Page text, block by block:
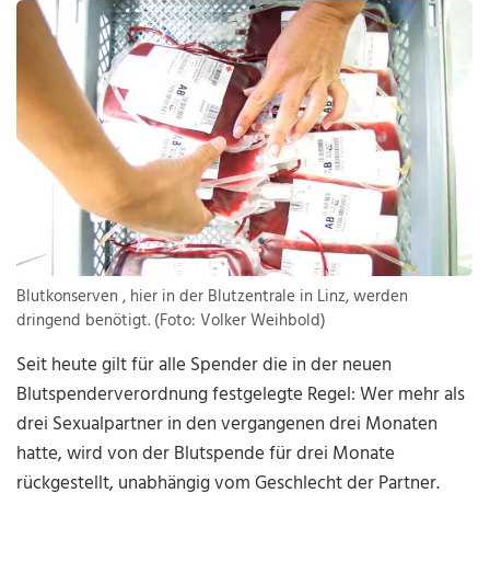
Blutkonserven , hier in der Blutzentrale in Linz, werden
dringend benötigt. (Foto: Volker Weihbold)
Seit heute gilt für alle Spender die in der neuen
Blutspenderverordnung festgelegte Regel: Wer mehr als
drei Sexualpartner in den vergangenen drei Monaten
hatte, wird von der Blutspende für drei Monate
rückgestellt, unabhängig vom Geschlecht der Partner.